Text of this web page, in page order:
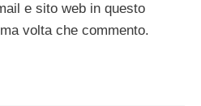
e sito web in questo
volta che commento.